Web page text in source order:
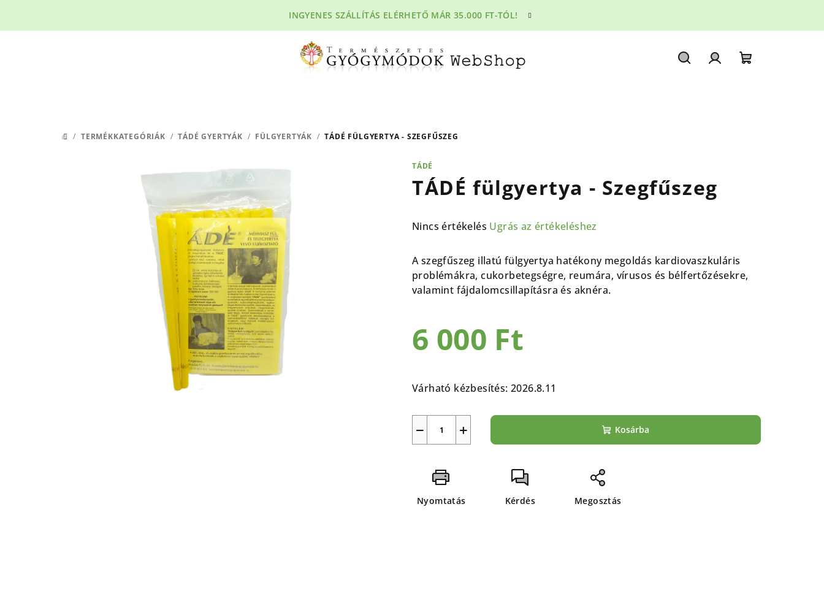
INGYENES SZÁLLÍTÁS ELÉRHETŐ MÁR 35.000 FT-TÓL!
KEZDŐLAP
/ TERMÉKKATEGÓRIÁK / TÁDÉ GYERTYÁK / FÜLGYERTYÁK / TÁDÉ FÜLGYERTYA - SZEGFŰSZEG
TÁDÉ
TÁDÉ fülgyertya - Szegfűszeg
A
átlagos
értékelése
5-
csillag.
Nincs értékelés Ugrás az értékeléshez
A szegfűszeg illatú fülgyertya hatékony megoldás kardiovaszkuláris
problémákra, cukorbetegségre, reumára, vírusos és bélfertőzésekre,
valamint fájdalomcsillapításra és aknéra.
6 000 Ft
Várható kézbesítés: 2026.8.11
+
− Kosárba
Nyomtatás Kérdés Megosztás